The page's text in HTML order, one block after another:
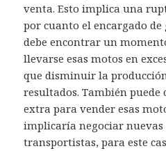
venta. Esto implica una
por cuanto el encargado
debe encontrar un
llevarse esas motos en
que disminuir la
resultados. También
extra para vender esas
implicaría negociar nuevas
transportistas, para este